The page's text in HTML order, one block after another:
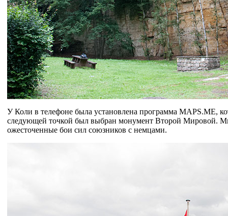
У Коли в телефоне была установлена программа MAPS.ME,
следующей точкой был выбран монумент Второй Мировой.
ожесточенные бои сил союзников с немцами.